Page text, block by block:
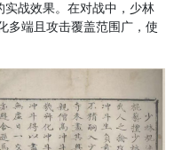
实战效果。在对战中，少林
多端且攻击覆盖范围广，使